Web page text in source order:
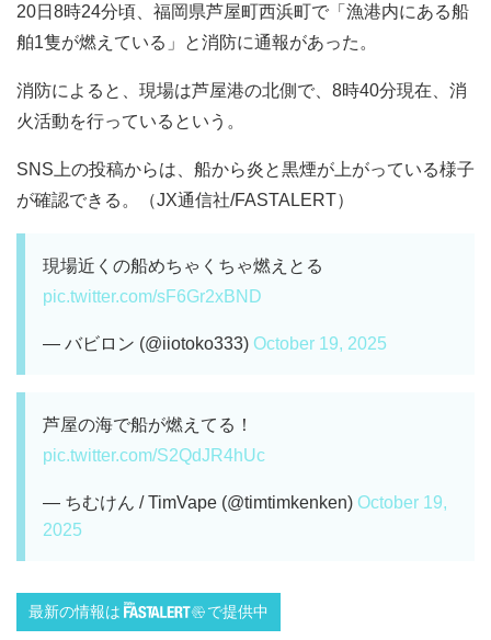
20日8時24分頃、福岡県芦屋町西浜町で「漁港内にある船
舶1隻が燃えている」と消防に通報があった。
消防によると、現場は芦屋港の北側で、8時40分現在、消
火活動を行っているという。
SNS上の投稿からは、船から炎と黒煙が上がっている様子
が確認できる。（JX通信社/FASTALERT）
現場近くの船めちゃくちゃ燃えとる
pic.twitter.com/sF6Gr2xBND
— バビロン (@iiotoko333) October 19, 2025
芦屋の海で船が燃えてる！
pic.twitter.com/S2QdJR4hUc
— ちむけん / TimVape (@timtimkenken) October 19,
2025
最新の情報は で提供中